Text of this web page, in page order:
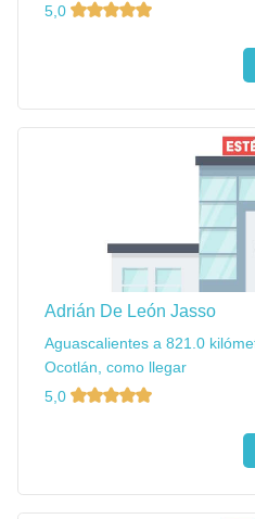
5,0
Adrián De León Jasso
Aguascalientes a 821.0
Ocotlán, como llegar
5,0